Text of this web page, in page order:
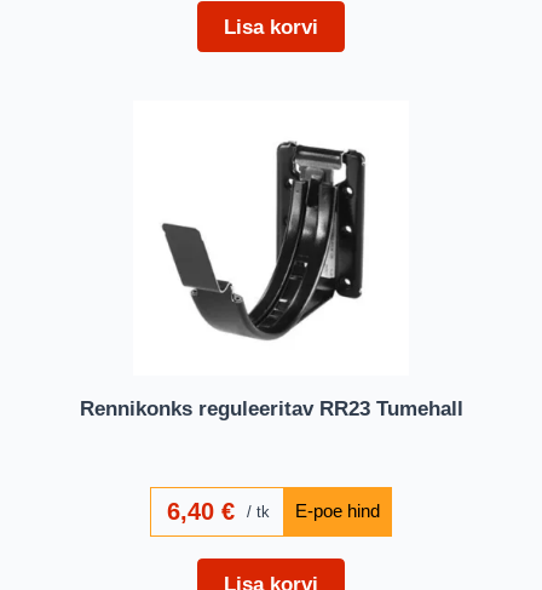
Lisa korvi
Rennikonks reguleeritav RR23 Tumehall
6,40€ tk
Lisa korvi